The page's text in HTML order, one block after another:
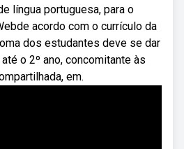
língua portuguesa, para o
acordo com o currículo da
dos estudantes deve se dar
o 2º ano, concomitante às
em.